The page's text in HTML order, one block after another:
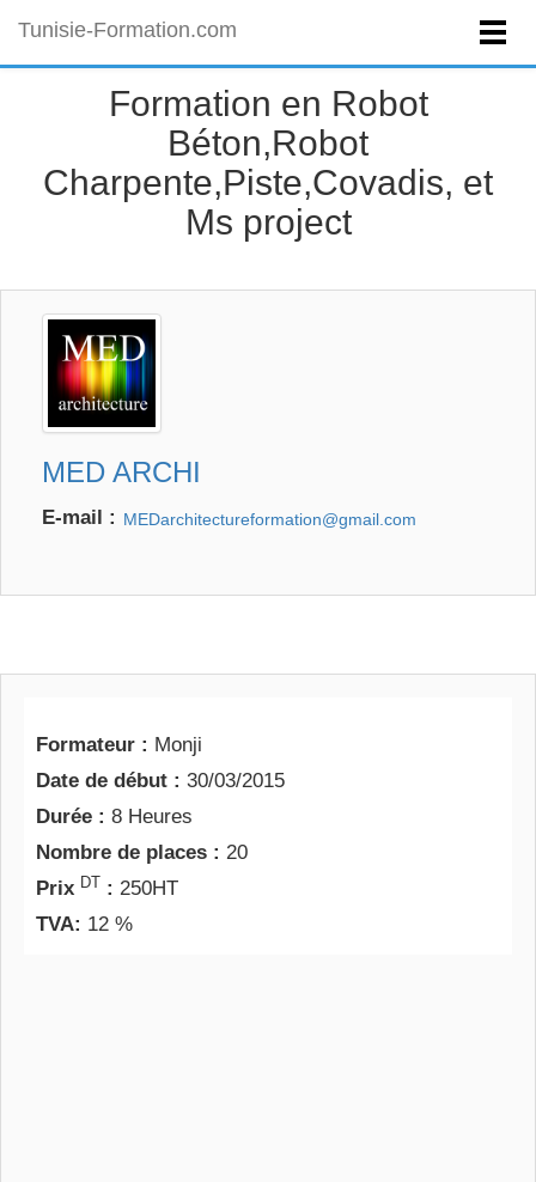
Tunisie-Formation.com
Formation en Robot
Béton,Robot
Charpente,Piste,Covadis, et
Ms project
MED ARCHI
E-mail :
Formateur : Monji
Date de début : 30/03/2015
Durée : 8 Heures
Nombre de places : 20
Prix DT : 250HT
TVA: 12 %